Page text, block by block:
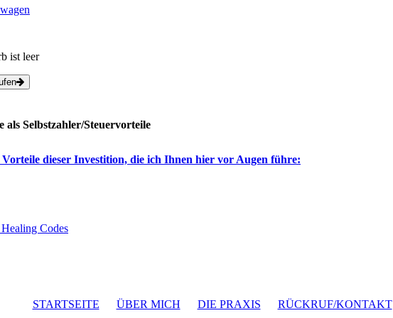
ist leer
als Selbstzahler/Steuervorteile
Vorteile dieser Investition, die ich Ihnen hier vor Augen führe:
Codes
STARTSEITE ÜBER MICH DIE PRAXIS RÜCKRUF/KONTAKT